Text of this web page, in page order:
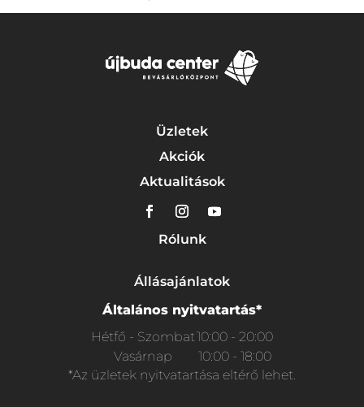
Üzletek
Akciók
Aktualitások
Rólunk
Állásajánlatok
Általános nyitvatartás*
Hétfő - Szombat10:00 - 20:00
Vasárnap
10:00 - 18:00
*Az üzletek nyitvatartása eltérő lehet.